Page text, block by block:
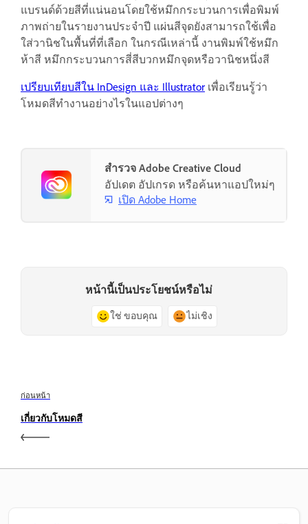
แบรนด์ด้วยสีที่แน่นอนโดยใช้หมึกกระบวนการเพื่อพิมพ์
ภาพถ่ายในรายงานประจำปี แผ่นสีจุดยังสามารถใช้เพื่อ
ใส่วานิชในพื้นที่ที่เลือก ในกรณีเหล่านี้ งานพิมพ์ใช้หมึก
ห้าสี หมึกกระบวนการสี่สีบวกหมึกจุดหรือวานิชหนึ่งสี
เปรียบเทียบสีใน InDesign และ Illustrator เพื่อเรียนรู้ว่า
โหมดสีทำงานอย่างไรในแอปต่างๆ
สำรวจ Adobe Creative Cloud
อัปเดต อัปเกรด หรือค้นหาแอปใหม่ๆ
เปิด Adobe Home
หน้านี้เป็นประโยชน์หรือไม่
ใช่ ขอบคุณ ไม่เชิง
ก่อนหน้า
เกี่ยวกับโหมดสี